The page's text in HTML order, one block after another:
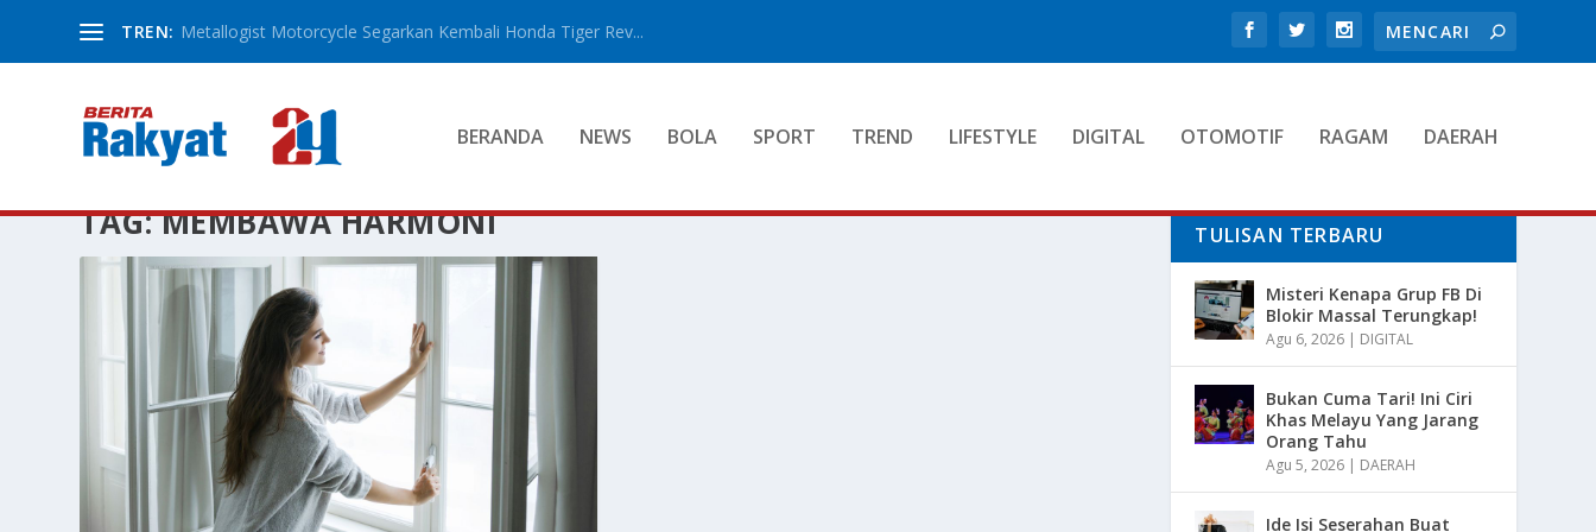
TREN: Metallogist Motorcycle Segarkan Kembali Honda Tiger Rev...
BERANDA NEWS BOLA SPORT TREND LIFESTYLE DIGITAL OTOMOTIF RAGAM DAERAH
TAG:MEMBAWA HARMONI TULISAN TERBARU
Misteri Kenapa Grup FB Di
Blokir Massal Terungkap!
Agu 6, 2026 | DIGITAL
Bukan Cuma Tari! Ini Ciri
Khas Melayu Yang Jarang
Orang Tahu
Agu 5, 2026 | DAERAH
Ide Isi Seserahan Buat